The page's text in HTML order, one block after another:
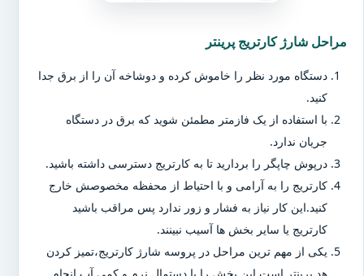
مراحل شارژ کارتریج پرینتر
دستگاه مورد نظر را خاموش کرده و دوشاخه آن را از برق جدا
کنید.
با استفاده از یک فازمتر مطمئن شوید که برق در دستگاه
جریان ندارد.
درپوش چاپگر را بردارید تا به کارتریج دسترسی داشته باشید.
کارتریج را به آرامی و با احتیاط از محفظه مخصوصش خارج
کنید.این کار نیاز به فشار و زور ندارد پس مراقب باشید
کارتریج یا سایر بخش ها آسیب نبینند.
یکی از مهم ترین مراحل در پروسه شارژ کارتریج،تمیز کردن